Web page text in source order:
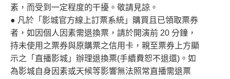
素，而受到一定程度的干擾。敬請見諒。
● 凡於「影城官方線上訂票系統」購買且已領取票券
者，如因個人因素需退換票，請於開演前 20 分鐘，
持未使用之票券與原購票之信用卡，親至票券上方顯
示之「直播影城」辦理退換票(手續費恕不退還)。如
為影城自身因素或天候等影響無法照常直播需退票